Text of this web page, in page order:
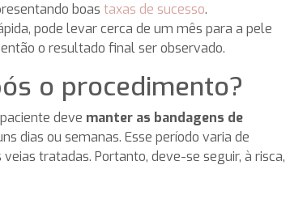
boas taxas de sucesso.
pode levar cerca de um mês para a pele
o resultado final ser observado.
o procedimento?
deve manter as bandagens de
dias ou semanas. Esse período varia de
tratadas. Portanto, deve-se seguir, à risca,